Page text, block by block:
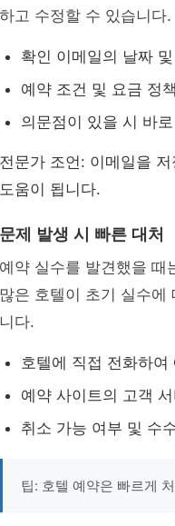
하고 수정할 수 있습니다.
확인 이메일의 날짜
예약 조건 및 요금 정
의문점이 있을 시 바
전문가 조언: 이메일을
도움이 됩니다.
문제 발생 시 빠른 대처
예약 실수를 발견했을 때
많은 호텔이 초기 실수에
니다.
호텔에 직접 전화하여
예약 사이트의 고객
취소 가능 여부 및 수
팁: 호텔 예약은 빠르게